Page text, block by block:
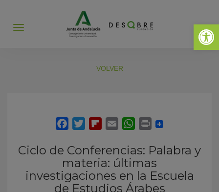
Abrir
Abrir
VOLVER
Ciclo de Conferencias: Palabra y
materia: últimas
investigaciones en la Escuela
de Estudios Árabes